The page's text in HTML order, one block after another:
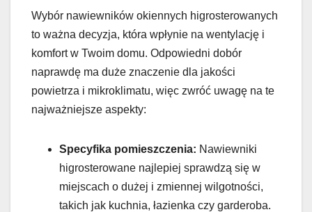
Wybór nawiewników okiennych higrosterowanych
to ważna decyzja, która wpłynie na wentylację i
komfort w Twoim domu. Odpowiedni dobór
naprawdę ma duże znaczenie dla jakości
powietrza i mikroklimatu, więc zwróć uwagę na te
najważniejsze aspekty:
Specyfika pomieszczenia: Nawiewniki
higrosterowane najlepiej sprawdzą się w
miejscach o dużej i zmiennej wilgotności,
takich jak kuchnia, łazienka czy garderoba.